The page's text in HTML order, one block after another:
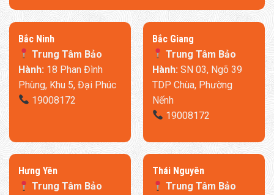
​Bắc Ninh
Trung Tâm Bảo
Hành: 18 Phan Đình
Phùng, Khu 5, Đại Phúc
19008172
​Bắc Giang
Trung Tâm Bảo
Hành: SN 03, Ngõ 39
TDP Chùa, Phường
Nếnh
19008172
​Hưng Yên
Trung Tâm Bảo
Thái Nguyên
Trung Tâm Bảo